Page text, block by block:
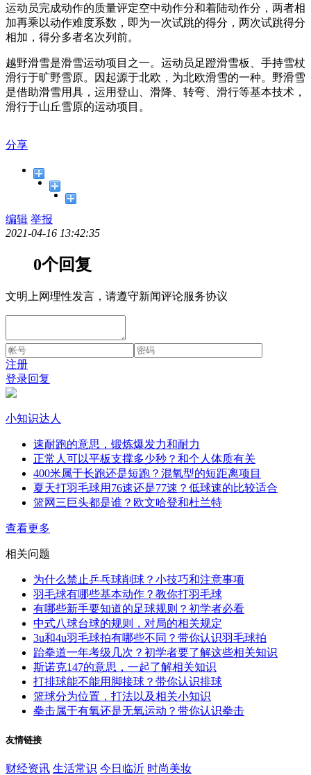
运动员完成动作的质量评定空中动作分和着陆动作分，两者相
加再乘以动作难度系数，即为一次试跳的得分，两次试跳得分
相加，得分多者名次列前。
越野滑雪是滑雪运动项目之一。运动员足蹬滑雪板、手持雪杖
滑行于旷野雪原。因起源于北欧，为北欧滑雪的一种。野滑雪
是借助滑雪用具，运用登山、滑降、转弯、滑行等基本技术，
滑行于山丘雪原的运动项目。
分享
编辑 举报
2021-04-16 13:42:35
0个回复
文明上网理性发言，请遵守新闻评论服务协议
注册
登录回复
小知识达人
速耐跑的意思，锻炼爆发力和耐力
正常人可以平板支撑多少秒？和个人体质有关
400米属于长跑还是短跑？混氧型的短距离项目
夏天打羽毛球用76速还是77速？低球速的比较适合
篮网三巨头都是谁？欧文哈登和杜兰特
查看更多
相关问题
为什么禁止乒乓球削球？小技巧和注意事项
羽毛球有哪些基本动作？教你打羽毛球
有哪些新手要知道的足球规则？初学者必看
中式八球台球的规则，对局的相关规定
3u和4u羽毛球拍有哪些不同？带你认识羽毛球拍
跆拳道一年考级几次？初学者要了解这些相关知识
斯诺克147的意思，一起了解相关知识
打排球能不能用脚接球？带你认识排球
篮球分为位置，打法以及相关小知识
拳击属于有氧还是无氧运动？带你认识拳击
友情链接
财经资讯 生活常识 今日临沂 时尚美妆